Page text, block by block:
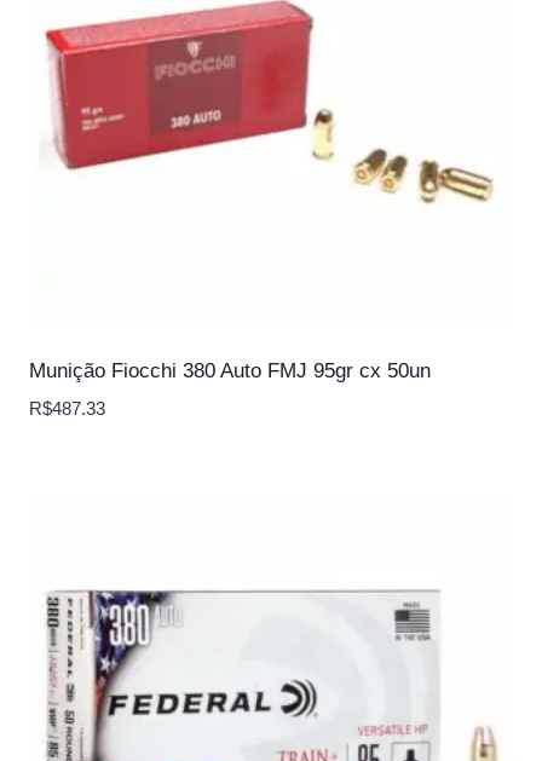
Munição Fiocchi 380 Auto FMJ 95gr cx 50un
R$487.33